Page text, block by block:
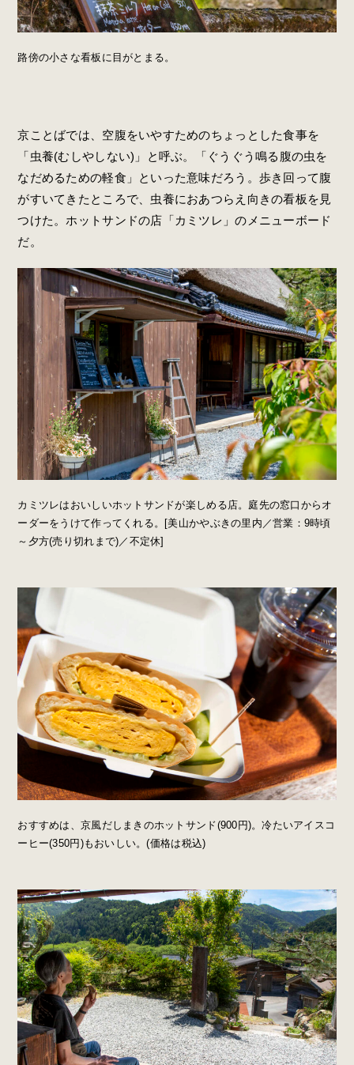
路傍の小さな看板に目がとまる。
京ことばでは、空腹をいやすためのちょっとした食事を
「虫養(むしやしない)」と呼ぶ。「ぐうぐう鳴る腹の虫を
なだめるための軽食」といった意味だろう。歩き回って腹
がすいてきたところで、虫養におあつらえ向きの看板を見
つけた。ホットサンドの店「カミツレ」のメニューボード
だ。
カミツレはおいしいホットサンドが楽しめる店。庭先の窓口からオ
ーダーをうけて作ってくれる。[美山かやぶきの里内／営業：9時頃
～夕方(売り切れまで)／不定休]
おすすめは、京風だしまきのホットサンド(900円)。冷たいアイスコ
ーヒー(350円)もおいしい。(価格は税込)